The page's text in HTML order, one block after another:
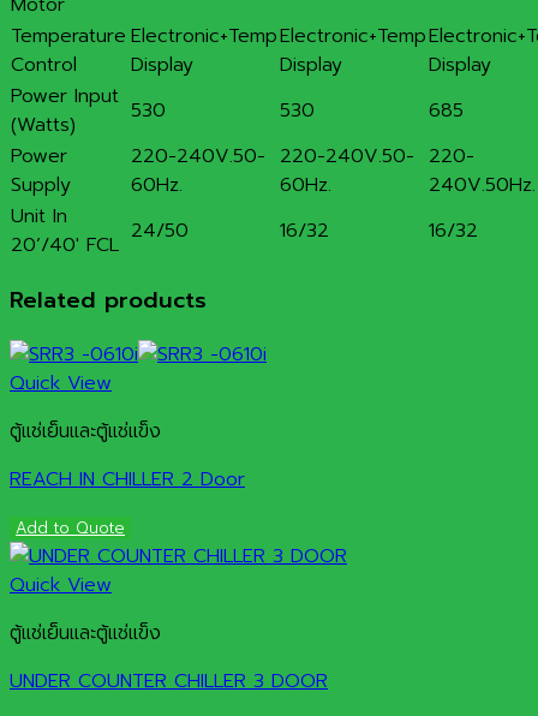
Temperature
Control
Electronic+Temp
Display
Electronic+Temp
Display
Display
Power Input
(Watts)
530 530
685
Power
Supply
220-240V.50-
60Hz.
220-240V.50-
60Hz.
220-
240V.50Hz.
Unit In
20’/40′ FCL 24/50 16/32 16/32
Related products
Quick View
ตู้แช่เย็นและตู้แช่แข็ง
REACH IN CHILLER 2 Door
Add to Quote
Quick View
ตู้แช่เย็นและตู้แช่แข็ง
UNDER COUNTER CHILLER 3 DOOR